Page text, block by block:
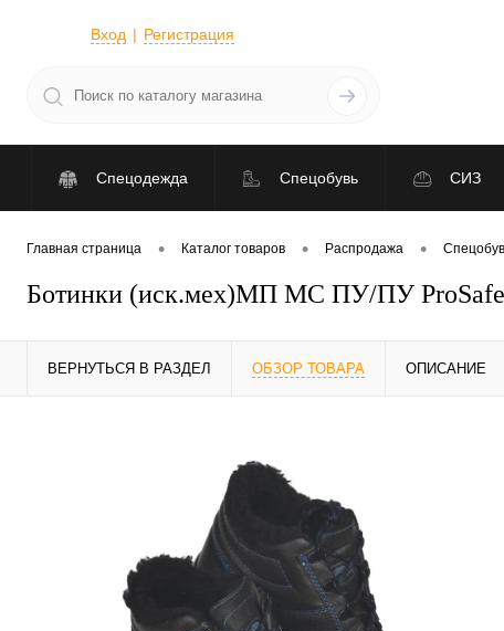
Вход Регистрация
Спецодежда Спецобувь СИЗ
Главная страница • Каталог товаров • Распродажа •
Ботинки (иск.мех)МП МС ПУ/ПУ ProSafe
ВЕРНУТЬСЯ В РАЗДЕЛ ОБЗОР ТОВАРА ОПИСАНИЕ